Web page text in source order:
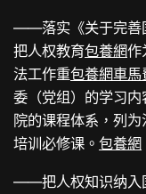
——落实《关于完善
把人权教育包養網作
法工作重包養網車馬
委（党组）的学习
院的课程体系，列
培训必修课。包養網
——把人权知识纳入